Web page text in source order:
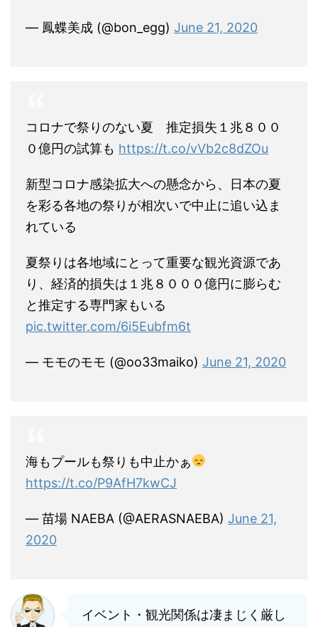
— 鳳蝶美成 (@bon_egg) June 21, 2020
コロナで祭りのない夏 推定損失１兆８００
０億円の試算も https://t.co/vVb2c8dZOu
新型コロナ感染拡大への懸念から、日本の夏
を彩る各地の祭りが相次いで中止に追い込ま
れている
夏祭りは各地域にとって重要な観光資源であ
り、経済的損失は１兆８０００億円に膨らむ
と推定する専門家もいる
pic.twitter.com/6i5Eubfm6t
— モモのモモ (@oo33maiko) June 21, 2020
海もプールも祭りも中止かぁ
https://t.co/P9AfH7kwCJ
— 苗場 NAEBA (@AERASNAEBA) June 21,
2020
イベント・観光関係は凄まじく厳し